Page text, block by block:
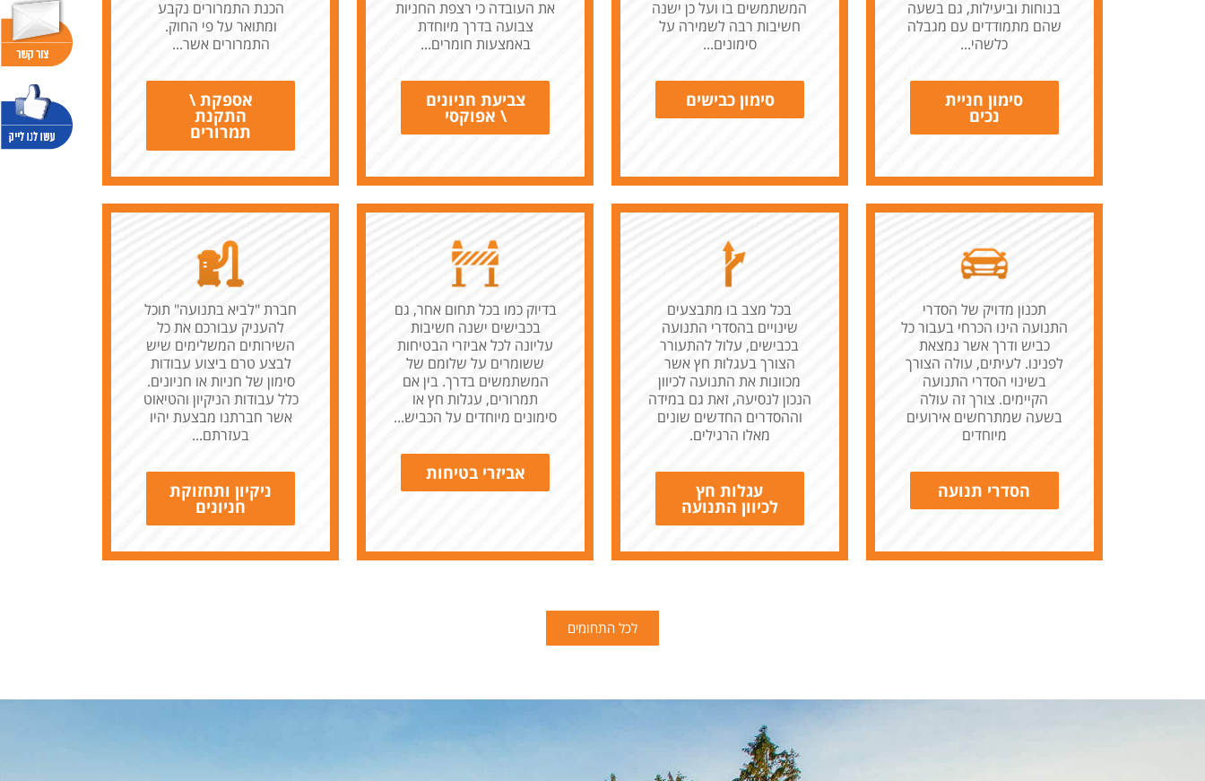
בנוחות וביעילות, גם בשעה
שהם מתמודדים עם מגבלה
כלשהי...
סימון חניית
נכים
המשתמשים בו ועל כן ישנה
חשיבות רבה לשמירה על
סימונים...
סימון כבישים
את העובדה כי רצפת החניות
צבועה בדרך מיוחדת
באמצעות חומרים...
צביעת חניונים
\ אפוקסי
הכנת התמרורים נקבע
ומתואר על פי החוק.
התמרורים אשר...
אספקת \
התקנת
תמרורים
תכנון מדויק של הסדרי
התנועה הינו הכרחי בעבור כל
כביש ודרך אשר נמצאת
לפנינו. לעיתים, עולה הצורך
בשינוי הסדרי התנועה
הקיימים. צורך זה עולה
בשעה שמתרחשים אירועים
מיוחדים
הסדרי תנועה
בכל מצב בו מתבצעים
שינויים בהסדרי התנועה
בכבישים, עלול להתעורר
הצורך בעגלות חץ אשר
מכוונות את התנועה לכיוון
הנכון לנסיעה, זאת גם במידה
וההסדרים החדשים שונים
מאלו הרגילים.
עגלות חץ
לכיוון התנועה
בדיוק כמו בכל תחום אחר, גם
בכבישים ישנה חשיבות
עליונה לכל אביזרי הבטיחות
ששומרים על שלומם של
המשתמשים בדרך. בין אם
תמרורים, עגלות חץ או
סימונים מיוחדים על הכביש...
אביזרי בטיחות
חברת "לביא בתנועה" תוכל
להעניק עבורכם את כל
השירותים המשלימים שיש
לבצע טרם ביצוע עבודות
סימון של חניות או חניונים.
כלל עבודות הניקיון והטיאוט
אשר חברתנו מבצעת יהיו
בעזרתם...
ניקיון ותחזוקת
חניונים
לכל התחומים